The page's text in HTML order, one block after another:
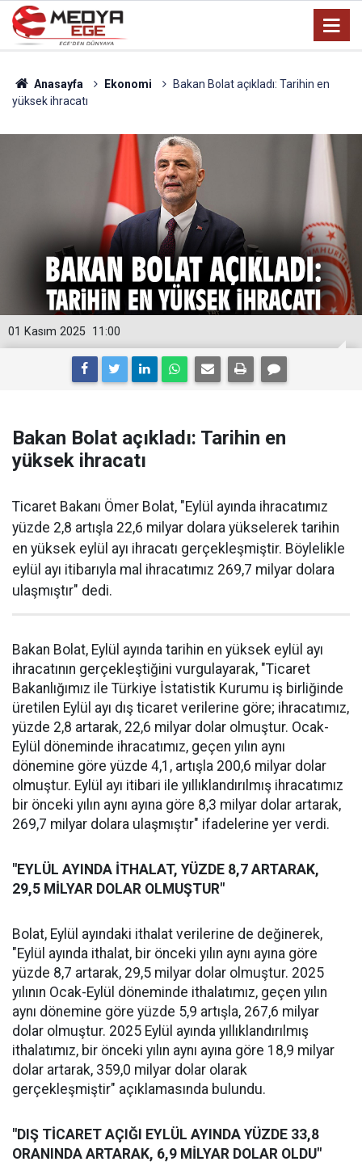
Anasayfa Ekonomi
Bakan Bolat açıkladı: Tarihin en
yüksek ihracatı
11:00
01 Kasım 2025
Bakan Bolat açıkladı: Tarihin en
yüksek ihracatı
Ticaret Bakanı Ömer Bolat, "Eylül ayında ihracatımız
yüzde 2,8 artışla 22,6 milyar dolara yükselerek tarihin
en yüksek eylül ayı ihracatı gerçekleşmiştir. Böylelikle
eylül ayı itibarıyla mal ihracatımız 269,7 milyar dolara
ulaşmıştır" dedi.
Bakan Bolat, Eylül ayında tarihin en yüksek eylül ayı
ihracatının gerçekleştiğini vurgulayarak, "Ticaret
Bakanlığımız ile Türkiye İstatistik Kurumu iş birliğinde
üretilen Eylül ayı dış ticaret verilerine göre; ihracatımız,
yüzde 2,8 artarak, 22,6 milyar dolar olmuştur. Ocak-
Eylül döneminde ihracatımız, geçen yılın aynı
dönemine göre yüzde 4,1, artışla 200,6 milyar dolar
olmuştur. Eylül ayı itibari ile yıllıklandırılmış ihracatımız
bir önceki yılın aynı ayına göre 8,3 milyar dolar artarak,
269,7 milyar dolara ulaşmıştır" ifadelerine yer verdi.
"EYLÜL AYINDA İTHALAT, YÜZDE 8,7 ARTARAK,
29,5 MİLYAR DOLAR OLMUŞTUR"
Bolat, Eylül ayındaki ithalat verilerine de değinerek,
"Eylül ayında ithalat, bir önceki yılın aynı ayına göre
yüzde 8,7 artarak, 29,5 milyar dolar olmuştur. 2025
yılının Ocak-Eylül döneminde ithalatımız, geçen yılın
aynı dönemine göre yüzde 5,9 artışla, 267,6 milyar
dolar olmuştur. 2025 Eylül ayında yıllıklandırılmış
ithalatımız, bir önceki yılın aynı ayına göre 18,9 milyar
dolar artarak, 359,0 milyar dolar olarak
gerçekleşmiştir" açıklamasında bulundu.
"DIŞ TİCARET AÇIĞI EYLÜL AYINDA YÜZDE 33,8
ORANINDA ARTARAK, 6,9 MİLYAR DOLAR OLDU"